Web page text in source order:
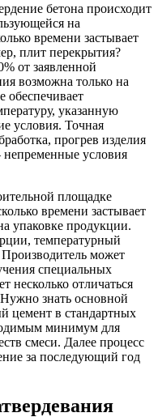
бетона происходит
на
времени застывает
плит перекрытия?
от заявленной
возможна только на
обеспечивает
указанную
условия. Точная
прогрев изделия
условия
площадке
времени застывает
упаковке продукции.
температурный
может
специальных
несколько отличаться
знать основной
цемент в стандартных
минимум для
смеси. Далее процесс
за последующий год